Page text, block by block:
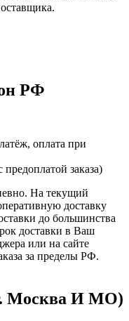
РФ
оплата при
заказа)
На текущий
доставку
до большинства
доставки в Ваш
или на сайте
за пределы РФ.
Москва И МО)